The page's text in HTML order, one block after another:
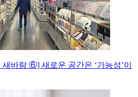
바람 ⑥] 새로운 공간은 ‘가능성’이